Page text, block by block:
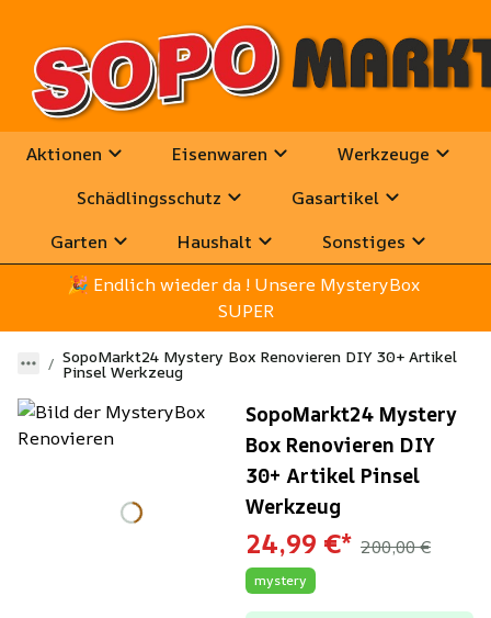
Aktionen Eisenwaren
Werkzeuge
Schädlingsschutz
Gasartikel
Garten
Haushalt
Sonstiges
🎉 Endlich wieder da ! Unsere MysteryBox
SUPER
SopoMarkt24 Mystery Box Renovieren DIY 30+ Artikel
Pinsel Werkzeug
SopoMarkt24 Mystery
Box Renovieren DIY
30+ Artikel Pinsel
Werkzeug
24,99 €* 200,00 €
mystery